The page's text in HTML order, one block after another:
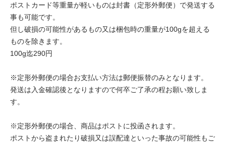
ポストカード等重量が軽いものは封書（定形外郵便）で発送する
事も可能です。
但し破損の可能性があるもの又は梱包時の重量が100gを超える
ものを除きます。
100g迄290円
※定形外郵便の場合お支払い方法は郵便振替のみとなります。
発送は入金確認後となりますので何卒ご了承の程お願い致しま
す。
※定形外郵便の場合、商品はポストに投函されます。
ポストから盗まれたり破損又は誤配達といった事故の可能性もご